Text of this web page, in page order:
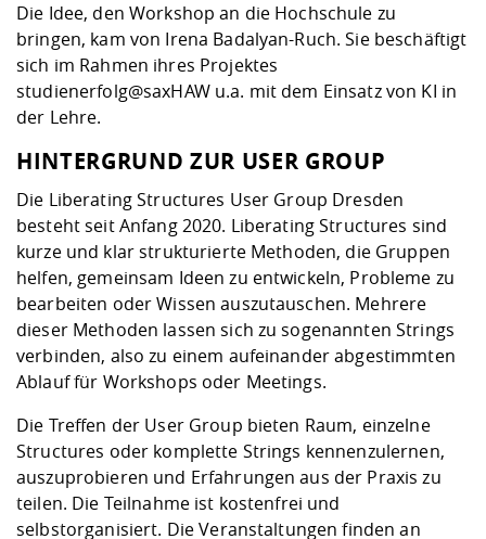
Die Idee, den Workshop an die Hochschule zu
bringen, kam von Irena Badalyan-Ruch. Sie beschäftigt
sich im Rahmen ihres Projektes
studienerfolg@saxHAW u.a. mit dem Einsatz von KI in
der Lehre.
HINTERGRUND ZUR USER GROUP
Die Liberating Structures User Group Dresden
besteht seit Anfang 2020. Liberating Structures sind
kurze und klar strukturierte Methoden, die Gruppen
helfen, gemeinsam Ideen zu entwickeln, Probleme zu
bearbeiten oder Wissen auszutauschen. Mehrere
dieser Methoden lassen sich zu sogenannten Strings
verbinden, also zu einem aufeinander abgestimmten
Ablauf für Workshops oder Meetings.
Die Treffen der User Group bieten Raum, einzelne
Structures oder komplette Strings kennenzulernen,
auszuprobieren und Erfahrungen aus der Praxis zu
teilen. Die Teilnahme ist kostenfrei und
selbstorganisiert. Die Veranstaltungen finden an